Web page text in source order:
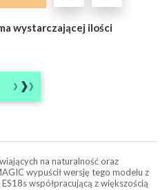
wystarczającej ilości
na naturalność oraz
wypuścił wersję tego modelu z
współpracującą z większością